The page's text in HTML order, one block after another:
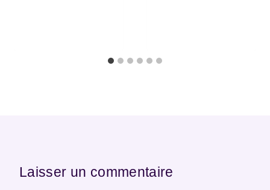
Laisser un commentaire